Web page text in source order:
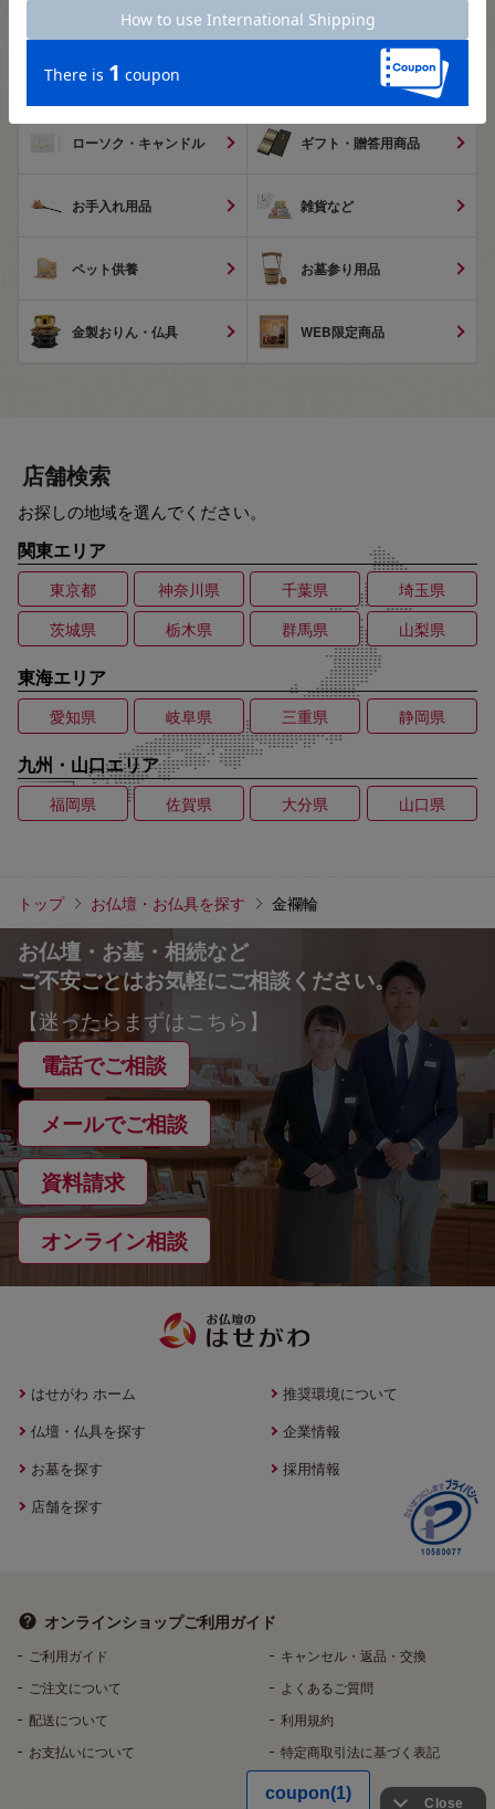
神棚・神具 数珠・念珠
手元供養 お供え物/お飾り
ローソク・キャンドル ギフト・贈答用商品
お手入れ用品 雑貨など
ペット供養 お墓参り用品
金製おりん・仏具 WEB限定商品
店舗検索
お探しの地域を選んでください。
関東エリア
東京都 神奈川県 千葉県
埼玉県
茨城県
栃木県 群馬県 山梨県
東海エリア
愛知県 岐阜県 三重県 静岡県
九州・山口エリア
福岡県 佐賀県 大分県 山口県
トップ お仏壇・お仏具を探す 金襴輪
お仏壇・お墓・相続など
ご不安ごとはお気軽にご相談ください。
【迷ったらまずはこちら】
電話でご相談
メールでご相談
資料請求
オンライン相談
はせがわ ホーム
仏壇・仏具を探す
お墓を探す
店舗を探す
推奨環境について
企業情報
採用情報
オンラインショップご利用ガイド
ご利用ガイド
ご注文について
配送について
お支払いについて
キャンセル・返品・交換
よくあるご質問
利用規約
特定商取引法に基づく表記